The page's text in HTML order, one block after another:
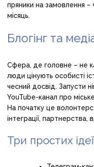
пряники на замовлення –
місяць.
Блогінг та
Сфера, де головне – не
люди цінують особисті
чесний досвід. Запусти
YouTube-канал про
На початку це
інтеграції, партнерства,
Три простих